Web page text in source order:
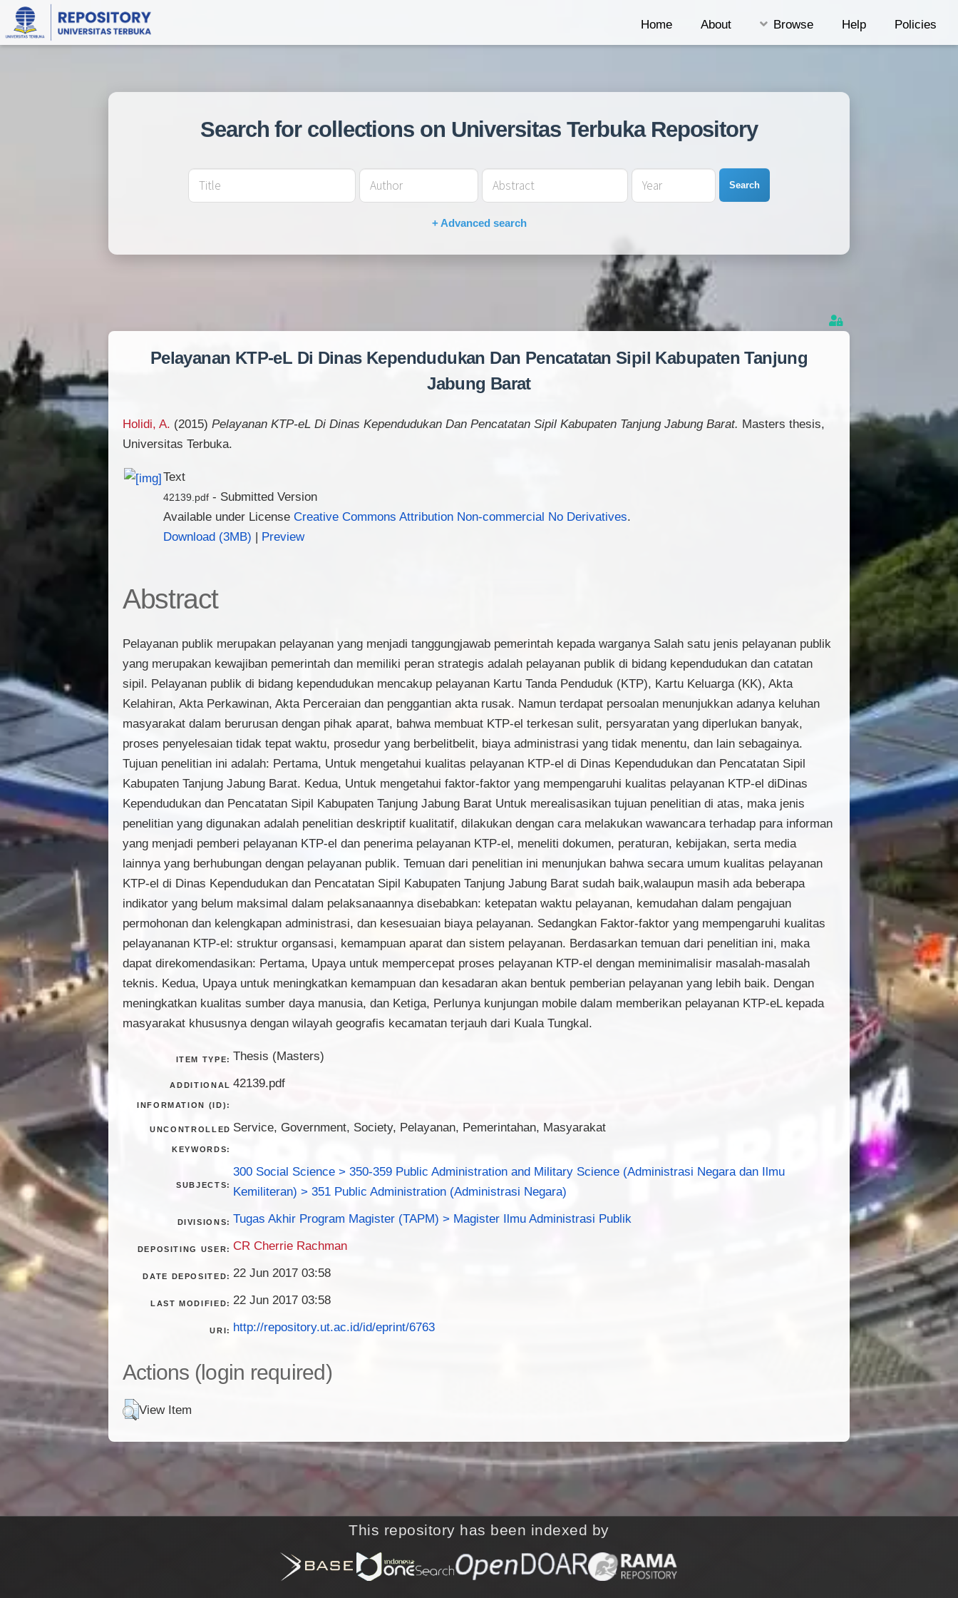
Home About Browse Help Policies
Search for collections on Universitas Terbuka Repository
Search
+ Advanced search
Pelayanan KTP-eL Di Dinas Kependudukan Dan Pencatatan Sipil Kabupaten Tanjung
Jabung Barat
Holidi, A. (2015) Pelayanan KTP-eL Di Dinas Kependudukan Dan Pencatatan Sipil Kabupaten Tanjung Jabung Barat. Masters thesis,
Universitas Terbuka.
Text
42139.pdf - Submitted Version
Available under License Creative Commons Attribution Non-commercial No Derivatives.
Download (3MB) | Preview
Abstract
Pelayanan publik merupakan pelayanan yang menjadi tanggungjawab pemerintah kepada warganya Salah satu jenis pelayanan publik
yang merupakan kewajiban pemerintah dan memiliki peran strategis adalah pelayanan publik di bidang kependudukan dan catatan
sipil. Pelayanan publik di bidang kependudukan mencakup pelayanan Kartu Tanda Penduduk (KTP), Kartu Keluarga (KK), Akta
Kelahiran, Akta Perkawinan, Akta Perceraian dan penggantian akta rusak. Namun terdapat persoalan menunjukkan adanya keluhan
masyarakat dalam berurusan dengan pihak aparat, bahwa membuat KTP-el terkesan sulit, persyaratan yang diperlukan banyak,
proses penyelesaian tidak tepat waktu, prosedur yang berbelitbelit, biaya administrasi yang tidak menentu, dan lain sebagainya.
Tujuan penelitian ini adalah: Pertama, Untuk mengetahui kualitas pelayanan KTP-el di Dinas Kependudukan dan Pencatatan Sipil
Kabupaten Tanjung Jabung Barat. Kedua, Untuk mengetahui faktor-faktor yang mempengaruhi kualitas pelayanan KTP-el diDinas
Kependudukan dan Pencatatan Sipil Kabupaten Tanjung Jabung Barat Untuk merealisasikan tujuan penelitian di atas, maka jenis
penelitian yang digunakan adalah penelitian deskriptif kualitatif, dilakukan dengan cara melakukan wawancara terhadap para informan
yang menjadi pemberi pelayanan KTP-el dan penerima pelayanan KTP-el, meneliti dokumen, peraturan, kebijakan, serta media
lainnya yang berhubungan dengan pelayanan publik. Temuan dari penelitian ini menunjukan bahwa secara umum kualitas pelayanan
KTP-el di Dinas Kependudukan dan Pencatatan Sipil Kabupaten Tanjung Jabung Barat sudah baik,walaupun masih ada beberapa
indikator yang belum maksimal dalam pelaksanaannya disebabkan: ketepatan waktu pelayanan, kemudahan dalam pengajuan
permohonan dan kelengkapan administrasi, dan kesesuaian biaya pelayanan. Sedangkan Faktor-faktor yang mempengaruhi kualitas
pelayananan KTP-el: struktur organsasi, kemampuan aparat dan sistem pelayanan. Berdasarkan temuan dari penelitian ini, maka
dapat direkomendasikan: Pertama, Upaya untuk mempercepat proses pelayanan KTP-el dengan meminimalisir masalah-masalah
teknis. Kedua, Upaya untuk meningkatkan kemampuan dan kesadaran akan bentuk pemberian pelayanan yang lebih baik. Dengan
meningkatkan kualitas sumber daya manusia, dan Ketiga, Perlunya kunjungan mobile dalam memberikan pelayanan KTP-eL kepada
masyarakat khususnya dengan wilayah geografis kecamatan terjauh dari Kuala Tungkal.
ITEM TYPE: Thesis (Masters)
ADDITIONAL
INFORMATION (ID):
42139.pdf
UNCONTROLLED
KEYWORDS:
Service, Government, Society, Pelayanan, Pemerintahan, Masyarakat
SUBJECTS:
300 Social Science > 350-359 Public Administration and Military Science (Administrasi Negara dan Ilmu
Kemiliteran) > 351 Public Administration (Administrasi Negara)
DIVISIONS: Tugas Akhir Program Magister (TAPM) > Magister Ilmu Administrasi Publik
DEPOSITING USER: CR Cherrie Rachman
DATE DEPOSITED: 22 Jun 2017 03:58
LAST MODIFIED: 22 Jun 2017 03:58
URI: http://repository.ut.ac.id/id/eprint/6763
Actions (login required)
View Item
This repository has been indexed by